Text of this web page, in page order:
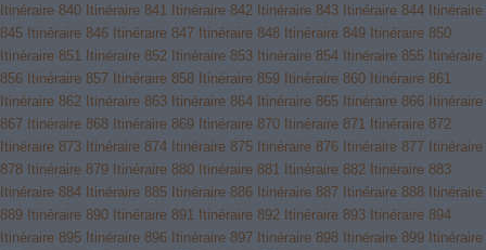
Itinéraire 840 Itinéraire 841 Itinéraire 842 Itinéraire 843 Itinéraire 844 Itinéraire
845 Itinéraire 846 Itinéraire 847 Itinéraire 848 Itinéraire 849 Itinéraire 850
Itinéraire 851 Itinéraire 852 Itinéraire 853 Itinéraire 854 Itinéraire 855 Itinéraire
856 Itinéraire 857 Itinéraire 858 Itinéraire 859 Itinéraire 860 Itinéraire 861
Itinéraire 862 Itinéraire 863 Itinéraire 864 Itinéraire 865 Itinéraire 866 Itinéraire
867 Itinéraire 868 Itinéraire 869 Itinéraire 870 Itinéraire 871 Itinéraire 872
Itinéraire 873 Itinéraire 874 Itinéraire 875 Itinéraire 876 Itinéraire 877 Itinéraire
878 Itinéraire 879 Itinéraire 880 Itinéraire 881 Itinéraire 882 Itinéraire 883
Itinéraire 884 Itinéraire 885 Itinéraire 886 Itinéraire 887 Itinéraire 888 Itinéraire
889 Itinéraire 890 Itinéraire 891 Itinéraire 892 Itinéraire 893 Itinéraire 894
Itinéraire 895 Itinéraire 896 Itinéraire 897 Itinéraire 898 Itinéraire 899 Itinéraire